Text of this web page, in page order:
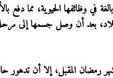
في وظائفها الحيوية، مما دفع
بعد أن وصل جسمها إلى
المقبل، إلا أن تدهور